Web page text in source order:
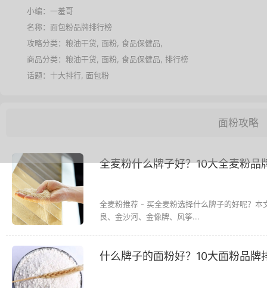
小编：一羞哥
名称： 面包粉品牌排行榜
攻略分类： 粮油干货 面粉 食品保健品
商品分类： 粮油干货 面粉 食品保健品 排行榜
话题： 十大排行 面包粉
面粉攻略
全麦粉什么牌子好？10大全麦粉品
全麦粉推荐 - 买全麦粉选择什么牌子的好呢？
良、金沙河、金像牌、风筝...
什么牌子的面粉好？10大面粉品牌